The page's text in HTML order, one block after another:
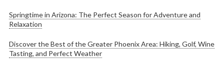
Springtime in Arizona: The Perfect Season for Adventure and
Relaxation
Discover the Best of the Greater Phoenix Area: Hiking, Golf, Wine
Tasting, and Perfect Weather